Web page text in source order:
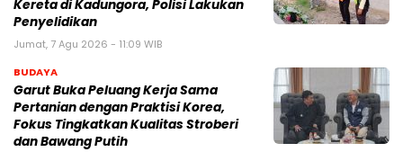
Kereta di Kadungora, Polisi Lakukan
Penyelidikan
Jumat, 7 Agu 2026 - 11:09 WIB
BUDAYA
Garut Buka Peluang Kerja Sama
Pertanian dengan Praktisi Korea,
Fokus Tingkatkan Kualitas Stroberi
dan Bawang Putih